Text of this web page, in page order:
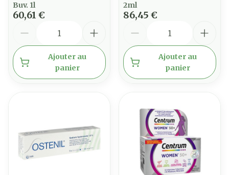
Buv. 1l
60,61 €
Ajouter au
panier
2ml
86,45 €
Ajouter au
panier